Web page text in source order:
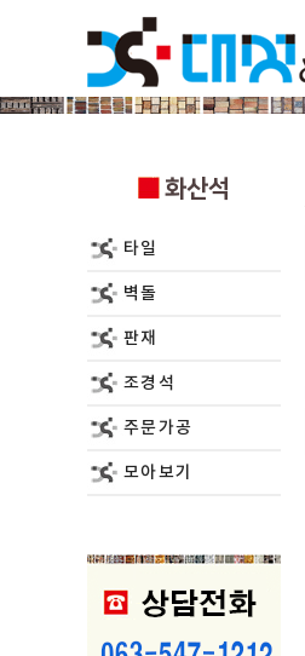
화산석
타일
벽돌
판재
조경석
주문가공
모아보기